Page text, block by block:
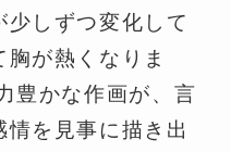
しずつ変化して
が熱くなりま
豊かな作画が、言
を見事に描き出